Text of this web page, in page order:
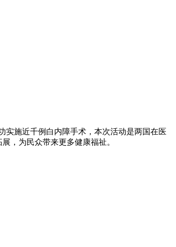
实施近千例白内障手术，本次活动是两国在医
，为民众带来更多健康福祉。